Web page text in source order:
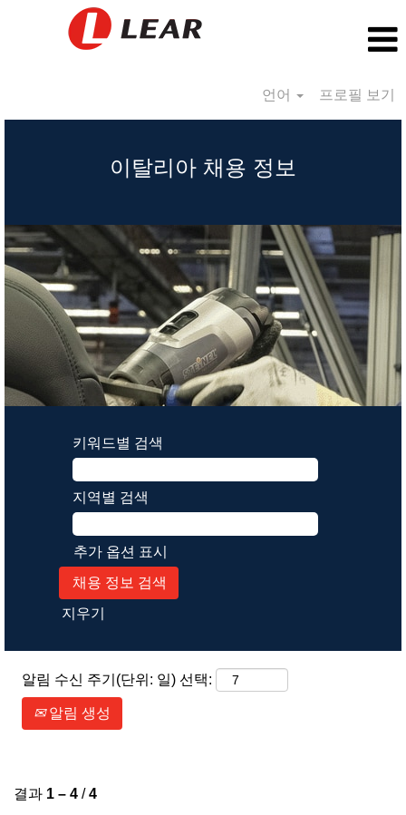
언어 프로필 보기
이탈리아 채용 정보
키워드별 검색
지역별 검색
추가 옵션 표시
지우기
알림 수신 주기(단위: 일) 선택:
알림 생성
결과 1 – 4 /4